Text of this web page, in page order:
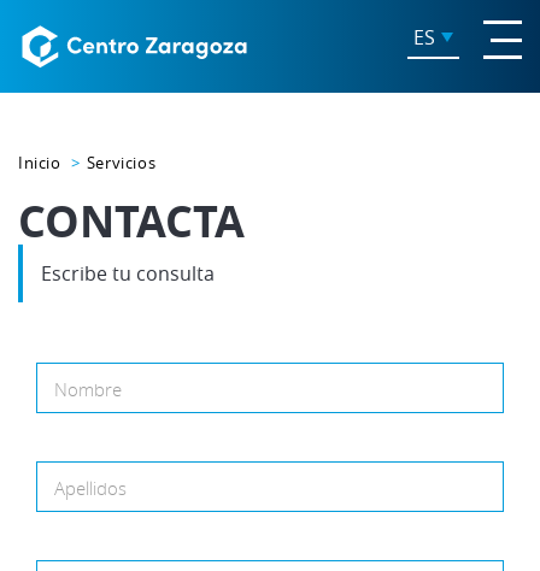
ES
Inicio Servicios
CONTACTA
Escribe tu consulta
Nombre
Apellidos